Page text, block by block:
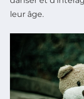
leur âge.